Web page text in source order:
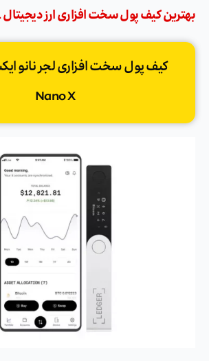
بهترین کیف پول سخت افزاری ارز دیجیتال 2021
Nano X